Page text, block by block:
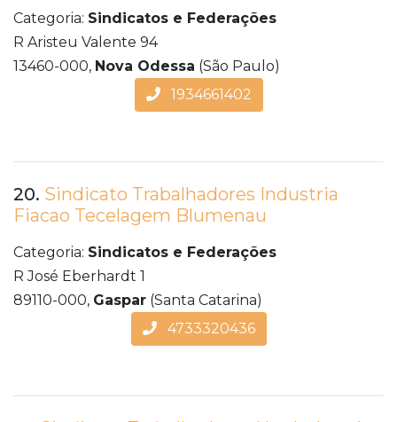
Categoria: Sindicatos e Federações
R Aristeu Valente 94
13460-000, Nova Odessa (São Paulo)
1934661402
20. Sindicato Trabalhadores Industria
Fiacao Tecelagem Blumenau
Categoria: Sindicatos e Federações
R José Eberhardt 1
89110-000, Gaspar (Santa Catarina)
4733320436